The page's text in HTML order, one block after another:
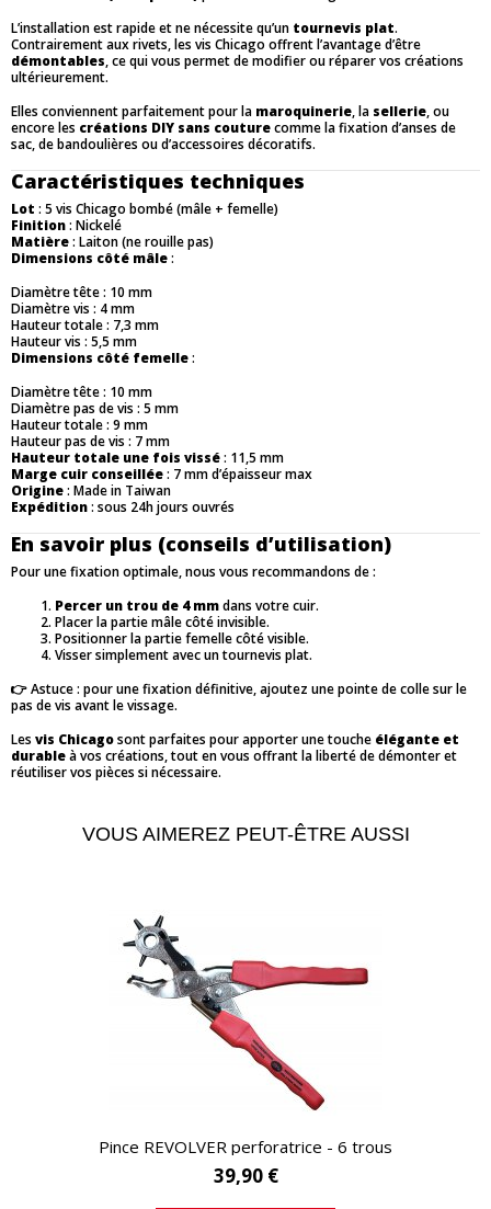
L’installation est rapide et ne nécessite qu’un tournevis plat.
Contrairement aux rivets, les vis Chicago offrent l’avantage d’être
démontables, ce qui vous permet de modifier ou réparer vos créations
ultérieurement.
Elles conviennent parfaitement pour la maroquinerie, la sellerie, ou
encore les créations DIY sans couturecomme la fixation d’anses de
sac, de bandoulières ou d’accessoires décoratifs.
Caractéristiques techniques
Lot : 5 vis Chicago bombé (mâle + femelle)
Finition: Nickelé
Matière: Laiton (ne rouille pas)
Dimensions côté mâle:
Diamètre tête : 10 mm
Diamètre vis : 4 mm
Hauteur totale : 7,3 mm
Hauteur vis : 5,5 mm
Dimensions côté femelle:
Diamètre tête : 10 mm
Diamètre pas de vis : 5 mm
Hauteur totale : 9 mm
Hauteur pas de vis : 7 mm
Hauteur totale une fois vissé: 11,5 mm
Marge cuir conseillée: 7 mm d’épaisseur max
Origine: Made in Taiwan
Expédition: sous 24h jours ouvrés
En savoir plus (conseils d’utilisation)
Pour une fixation optimale, nous vous recommandons de :
Percer un trou de 4 mmdans votre cuir.
Placer la partie mâle côté invisible.
Positionner la partie femelle côté visible.
Visser simplement avec un tournevis plat.
👉 Astuce : pour une fixation définitive, ajoutez une pointe de colle sur le
pas de vis avant le vissage.
Les vis Chicagosont parfaites pour apporter une touche élégante et
durableà vos créations, tout en vous offrant la liberté de démonter et
réutiliser vos pièces si nécessaire.
VOUS AIMEREZ PEUT-ÊTRE AUSSI
APERÇU RAPIDE
Pince REVOLVER perforatrice - 6 trous
39,90 €